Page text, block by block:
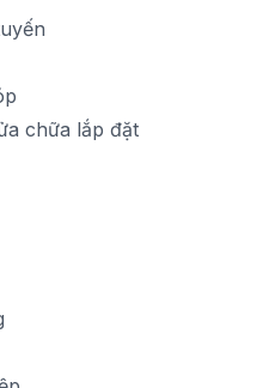
chữa lắp đặt